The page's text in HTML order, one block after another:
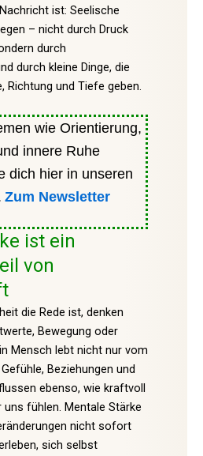
ist: Seelische
– nicht durch Druck
durch
durch kleine Dinge, die
Richtung und Tiefe geben.
wie Orientierung,
innere Ruhe
dich hier in unseren
Zum Newsletter
ist ein
von
die Rede ist, denken
Bewegung oder
Mensch lebt nicht nur vom
Beziehungen und
ebenso, wie kraftvoll
fühlen. Mentale Stärke
nicht sofort
sich selbst